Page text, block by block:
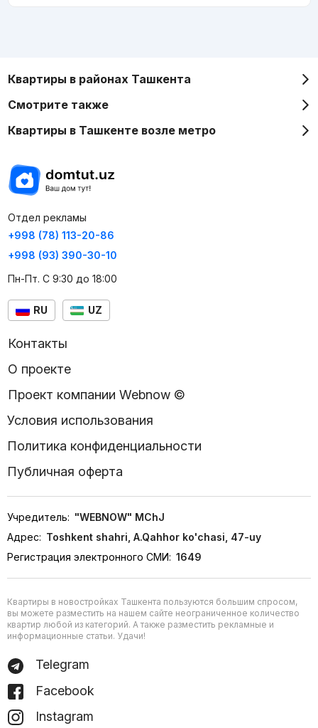
Квартиры в районах Ташкента
Смотрите также
Квартиры в Ташкенте возле метро
Отдел рекламы
+998 (78) 113-20-86
+998 (93) 390-30-10
Пн-Пт. С 9:30 до 18:00
RU UZ
Контакты
О проекте
Проект компании Webnow ©
Условия использования
Политика конфиденциальности
Публичная оферта
Учредитель: "WEBNOW" MChJ
Адрес: Toshkent shahri, A.Qahhor ko'chasi, 47-uy
Регистрация электронного СМИ: 1649
Квартиры в новостройках Ташкента пользуются большим спросом,
вы можете разместить на нашем сайте неограниченное количество
квартир любой из категорий. А также разместить рекламные и
информационные статьи. Удачи!
Telegram
Facebook
Instagram